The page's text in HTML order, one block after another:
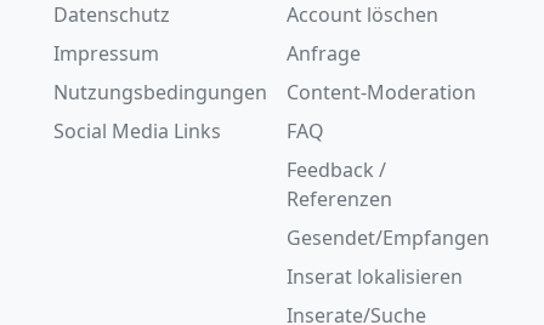
Datenschutz
Impressum
Nutzungsbedingungen
Social Media Links
Account löschen
Anfrage
Content-Moderation
FAQ
Feedback /
Referenzen
Gesendet/Empfangen
Inserat lokalisieren
Inserate/Suche